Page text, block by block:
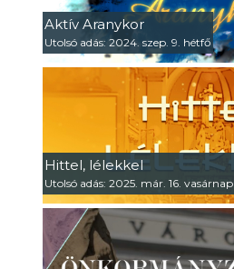
Aktív Aranykor
Utolsó adás: 2024. szep. 9. hétfő
Hittel, lélekkel
Utolsó adás: 2025. már. 16. vasárnap